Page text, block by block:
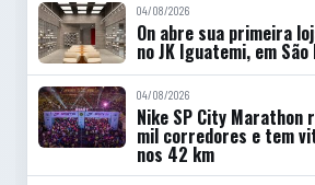
04/08/2026
On abre sua primeira
no JK Iguatemi, em São
04/08/2026
Nike SP City Marathon
mil corredores e tem
nos 42 km